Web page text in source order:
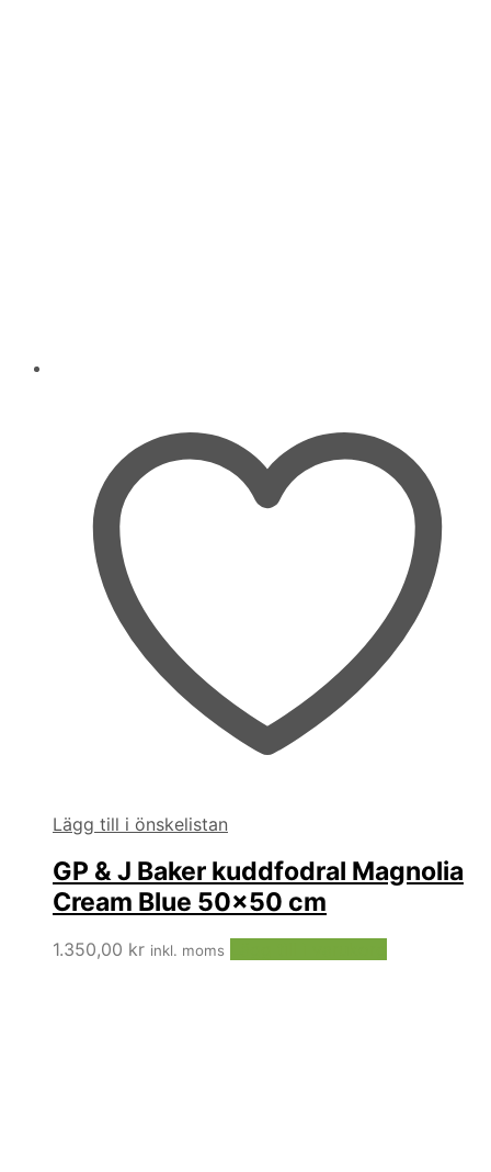
Lägg till i önskelistan
GP & J Baker kuddfodral Magnolia
Cream Blue 50×50 cm
1.350,00 kr inkl. moms